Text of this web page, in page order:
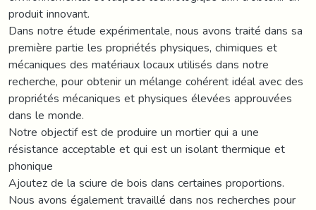
produit innovant.
Dans notre étude expérimentale, nous avons traité dans sa
première partie les propriétés physiques, chimiques et
mécaniques des matériaux locaux utilisés dans notre
recherche, pour obtenir un mélange cohérent idéal avec des
propriétés mécaniques et physiques élevées approuvées
dans le monde.
Notre objectif est de produire un mortier qui a une
résistance acceptable et qui est un isolant thermique et
phonique
Ajoutez de la sciure de bois dans certaines proportions.
Nous avons également travaillé dans nos recherches pour